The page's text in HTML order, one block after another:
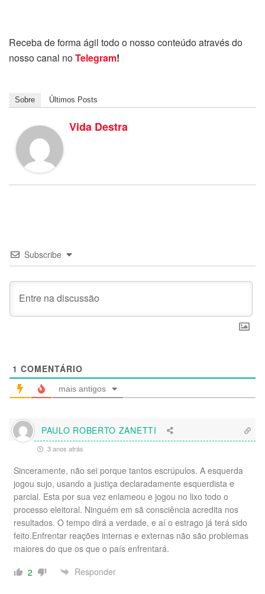
Receba de forma ágil todo o nosso conteúdo através do
nosso canal noTelegram!
Sobre Últimos Posts
Vida Destra
Subscribe
1 COMENTÁRIO
mais antigos
PAULO ROBERTO ZANETTI
3 anos atrás
Sinceramente, não sei porque tantos escrúpulos. A esquerda
jogou sujo, usando a justiça declaradamente esquerdista e
parcial. Esta por sua vez enlameou e jogou no lixo todo o
processo eleitoral. Ninguém em sã consciência acredita nos
resultados. O tempo dirá a verdade, e aí o estrago já terá sido
feito.Enfrentar reações internas e externas não são problemas
maiores do que os que o país enfrentará.
2
Responder